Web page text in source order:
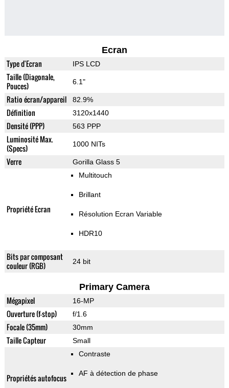
Ecran
Type d'Ecran IPS LCD
Taille (Diagonale,
Pouces)
6.1"
Ratio écran/appareil 82.9%
Définition 3120x1440
Densité (PPP) 563 PPP
Luminosité Max.
(Specs)
1000 NITs
Verre Gorilla Glass 5
Propriété Ecran
Multitouch
Brillant
Résolution Ecran Variable
HDR10
Bits par composant
couleur (RGB)
24 bit
Primary Camera
Mégapixel 16-MP
Ouverture (f-stop) f/1.6
Focale (35mm) 30mm
Taille Capteur Small
Propriétés autofocus
Contraste
AF à détection de phase